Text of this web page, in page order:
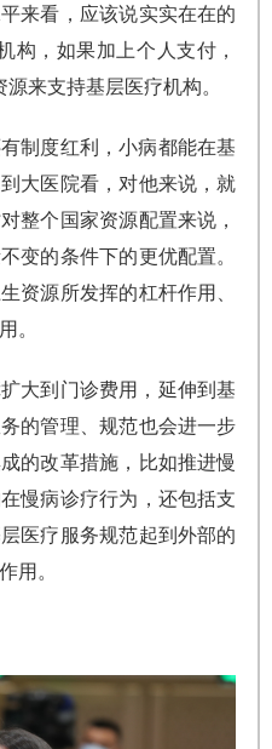
来看，应该说实实在在的
构，如果加上个人支付，
来支持基层医疗机构。
制度红利，小病都能在基
大医院看，对他来说，就
整个国家资源配置来说，
变的条件下的更优配置。
资源所发挥的杠杆作用、
。
大到门诊费用，延伸到基
的管理、规范也会进一步
的改革措施，比如推进慢
慢病诊疗行为，还包括支
医疗服务规范起到外部的
用。